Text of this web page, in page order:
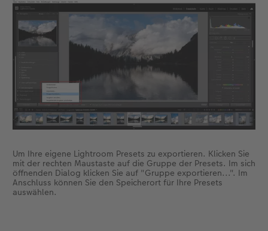
Um Ihre eigene Lightroom Presets zu exportieren. Klicken Sie
mit der rechten Maustaste auf die Gruppe der Presets. Im sich
öffnenden Dialog klicken Sie auf "Gruppe exportieren...". Im
Anschluss können Sie den Speicherort für Ihre Presets
auswählen.